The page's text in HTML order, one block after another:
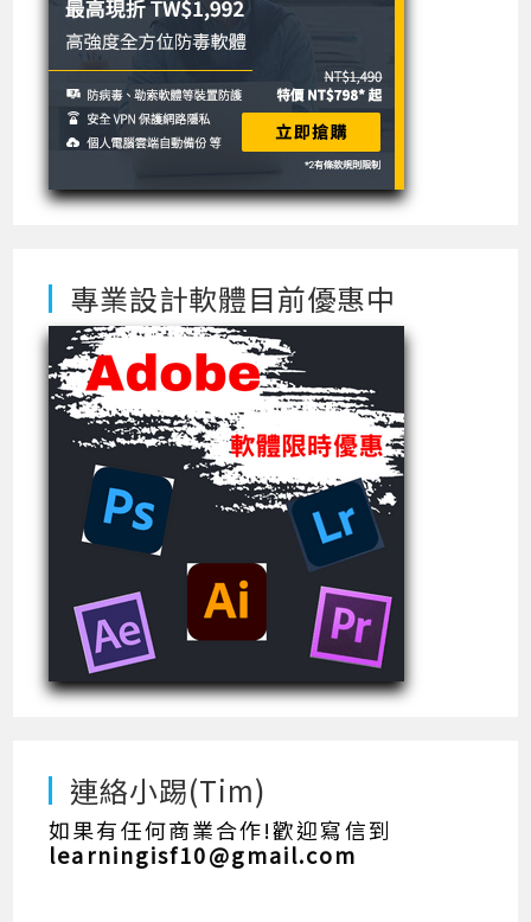
專業設計軟體目前優惠中
連絡小踢(Tim)
如果有任何商業合作!歡迎寫信到
learningisf10@gmail.com